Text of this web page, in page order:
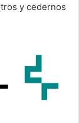
y cedernos